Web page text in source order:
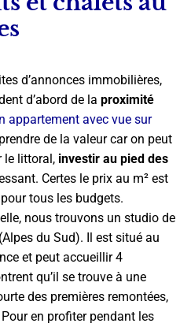
d’annonces immobilières,
d’abord de la proximité
appartement avec vue sur
de la valeur car on peut
le littoral, investir au pied des
Certes le prix au m² est
tous les budgets.
nous trouvons un studio de
(Alpes du Sud). Il est situé au
et peut accueillir 4
qu’il se trouve à une
des premières remontées,
en profiter pendant les